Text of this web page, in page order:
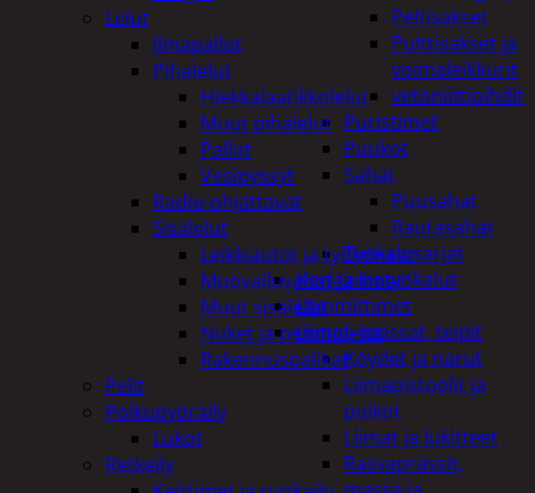
Peltisakset
Pulttisakset ja
voimaleikkurit
vetoniittipihdit
Puristimet
Puukot
Sahat
Puusahat
Rautasahat
Työkalusarjat
Korjaamotyökalut
Lämmittimet
Liimat, massat, teipit
Köydet ja narut
Liimapistoolit ja
puikot
Liimat ja lukitteet
Rasvaprässit,
Lelut
Ilmapallot
Pihalelut
Hiekkalaatikkolelut
Muut pihalelut
Pallot
Vesipyssyt
Radio-ohjattavat
Sisälelut
Leikkiautot ja työkoneet
Muovailuvahat ja limat
Muut sisälelut
Nuket ja pehmolelut
Rakennuspalikat
Pelit
Polkupyöräily
Lukot
Retkeily